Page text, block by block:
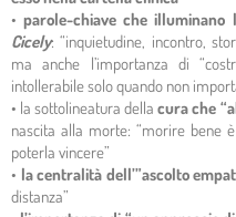
•parole-chiave che illuminano
Cicely: “inquietudine, incontro,
ma anche l’importanza di
intollerabile solo quando non
• la sottolineatura dellacura che
nascita alla morte: “morire bene
poterla vincere”
• la centralità dell’”ascolto
distanza”